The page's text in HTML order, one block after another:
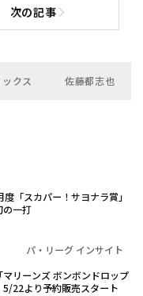
次の記事次の記事へ
クス 佐藤都志也
「スカパー！サヨナラ賞」
一打
パ・リーグ インサイト
リーンズ ボンボンドロップ
22より予約販売スタート